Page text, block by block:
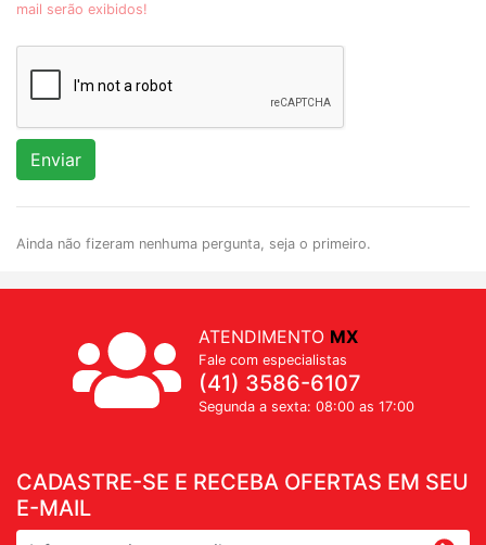
mail serão exibidos!
Enviar
Ainda não fizeram nenhuma pergunta, seja o primeiro.
CADASTRE-SE E RECEBA OFERTAS EM SEU
E-MAIL
ATENDIMENTO MX
Fale com especialistas
(41) 3586-6107
Segunda a sexta: 08:00 as 17:00